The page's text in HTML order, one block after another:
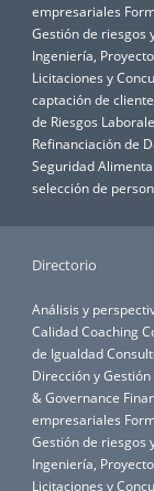
empresariales
Gestión de riesgos
Ingeniería,
Licitaciones y
captación de
de Riesgos
Refinanciación de
Seguridad
selección de
Directorio
Análisis y
CalidadCoaching
de Igualdad
Dirección y Gestión
& Governance
empresariales
Gestión de riesgos
Ingeniería,
Licitaciones y